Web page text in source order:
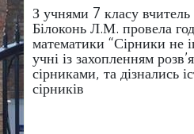
З учнями 7 класу
Білоконь Л.М. провела
математики “Сірники не
учні із захопленням
сірниками, та дізнались
сірників